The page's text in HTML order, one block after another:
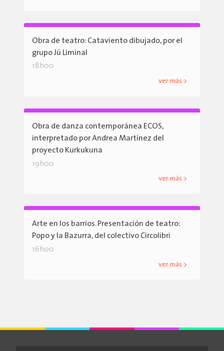
Obra de teatro: Cataviento dibujado, por el
grupo Jú Liminal
18h00
ver más >
Obra de danza contemporánea ECOS,
interpretado por Andrea Martínez del
proyecto Kurkukuna
19h00
ver más >
Arte en los barrios. Presentación de teatro:
Popo y la Bazurra, del colectivo Circolibri
16h00
ver más >